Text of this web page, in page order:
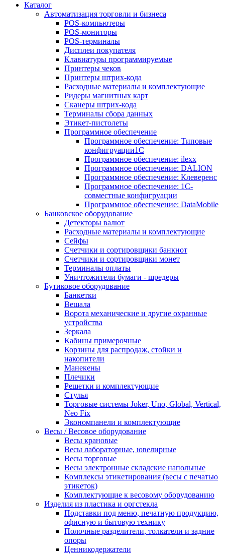
Каталог
Автоматизация торговли и бизнеса
POS-компьютеры
POS-мониторы
POS-терминалы
Дисплеи покупателя
Клавиатуры программируемые
Принтеры чеков
Принтеры штрих-кода
Расходные материалы и комплектующие
Ридеры магнитных карт
Сканеры штрих-кода
Терминалы сбора данных
Этикет-пистолеты
Программное обеспечение
Программное обеспечение: Типовые
конфигруации1С
Программное обеспечение: ilexx
Программное обеспечение: DALION
Программное обеспечение: Клеверенс
Программное обеспечение: 1С-
совместные конфигруации
Программное обеспечение: DataMobile
Банковское оборудование
Детекторы валют
Расходные материалы и комплектующие
Сейфы
Счетчики и сортировщики банкнот
Счетчики и сортировщики монет
Терминалы оплаты
Уничтожители бумаги - шредеры
Бутиковое оборудование
Банкетки
Вешала
Ворота механические и другие охранные
устройства
Зеркала
Кабины примерочные
Корзины для распродаж, стойки и
накопители
Манекены
Плечики
Решетки и комплектующие
Стулья
Торговые системы Joker, Uno, Global, Vertical,
Neo Fix
Экономпанели и комплектующие
Весы / Весовое оборудование
Весы крановые
Весы лабораторные, ювелирные
Весы торговые
Весы электронные складские напольные
Комплексы этикетирования (весы с печатью
этикеток)
Комплектующие к весовому оборудованию
Изделия из пластика и оргстекла
Подставки под меню, печатную продукцию,
офисную и бытовую технику
Полочные разделители, толкатели и задние
опоры
Ценникодержатели